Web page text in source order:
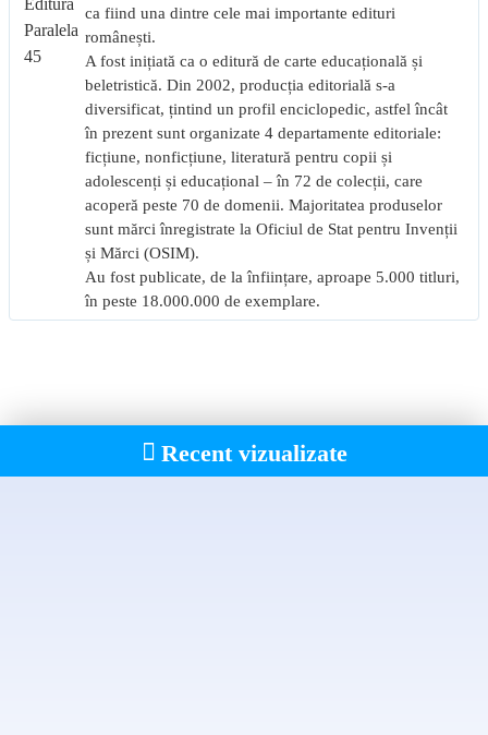
ca fiind una dintre cele mai importante edituri
românești.
A fost inițiată ca o editură de carte educațională și
beletristică. Din 2002, producția editorială s-a
diversificat, țintind un profil enciclopedic, astfel încât
în prezent sunt organizate 4 departamente editoriale:
ficțiune, nonficțiune, literatură pentru copii și
adolescenți și educațional – în 72 de colecții, care
acoperă peste 70 de domenii. Majoritatea produselor
sunt mărci înregistrate la Oficiul de Stat pentru Invenții
și Mărci (OSIM).
Au fost publicate, de la înființare, aproape 5.000 titluri,
în peste 18.000.000 de exemplare.
individualizate de învăţare, iar părinţilor, un reper al progresului
şcolar al propriilor copii.
Vă dorim tuturor succes deplin!
Recent vizualizate